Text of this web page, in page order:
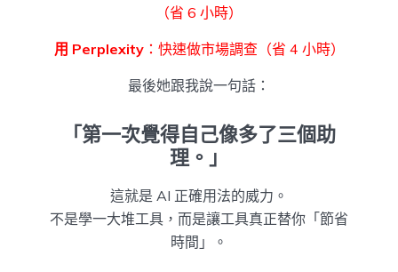
（省 6 小時）
用 Perplexity：快速做市場調查（省 4 小時）
最後她跟我說一句話：
「第一次覺得自己像多了三個助
理。」
這就是 AI 正確用法的威力。
不是學一大堆工具，而是讓工具真正替你「節省
時間」。